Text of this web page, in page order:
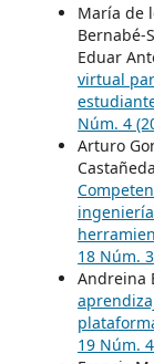
María de
Bernabé-
Eduar
virtual
Núm. 4
Arturo
18 Núm.
Andreina
19 Núm.